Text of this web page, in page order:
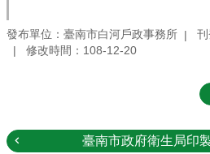
發布單位：臺南市白河戶政事務所
修改時間：108-12-20
臺南市政府衛生局印